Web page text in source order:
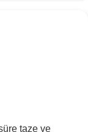
taze ve